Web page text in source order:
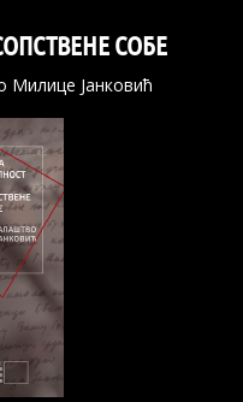
СОБЕ
Јанковић